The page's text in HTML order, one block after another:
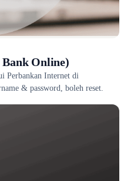
Bank Online)
Perbankan Internet di
& password, boleh reset.